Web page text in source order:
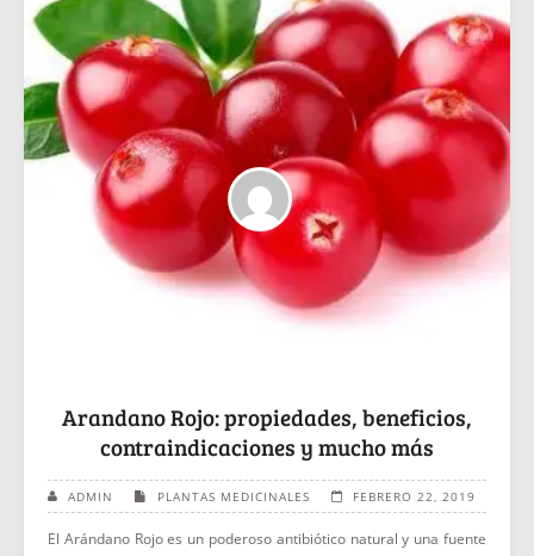
Arandano Rojo: propiedades, beneficios,
contraindicaciones y mucho más
ADMIN PLANTAS MEDICINALES FEBRERO 22, 2019
El Arándano Rojo es un poderoso antibiótico natural y una fuente